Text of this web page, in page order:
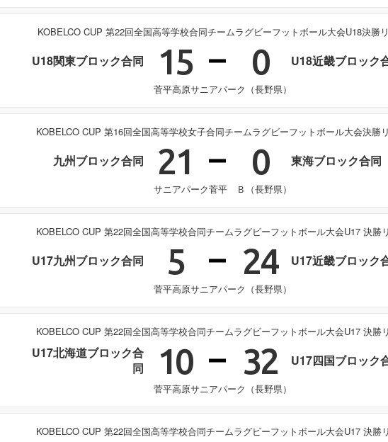
KOBELCO CUP 第22回全国高等学校合同チームラグビーフットボール大会U18決勝
U18関東ブロック合同 15 0 U18近畿ブロック
菅平高原サニアパーク（長野県）
KOBELCO CUP 第16回全国高等学校女子合同チームラグビーフットボール大会決勝
九州ブロック合同 21 0 東海ブロック合同
サニアパーク菅平 Ｂ（長野県）
KOBELCO CUP 第22回全国高等学校合同チームラグビーフットボール大会U17 決勝
U17九州ブロック合同 5 24 U17近畿ブロック
菅平高原サニアパーク（長野県）
KOBELCO CUP 第22回全国高等学校合同チームラグビーフットボール大会U17 決勝
U17北海道ブロック合
同
10 32 U17四国ブロック
菅平高原サニアパーク（長野県）
KOBELCO CUP 第22回全国高等学校合同チームラグビーフットボール大会U17 決勝